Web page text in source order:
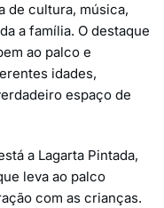
de cultura, música,
a família. O destaque
ao palco e
idades,
espaço de
a Lagarta Pintada,
leva ao palco
com as crianças.